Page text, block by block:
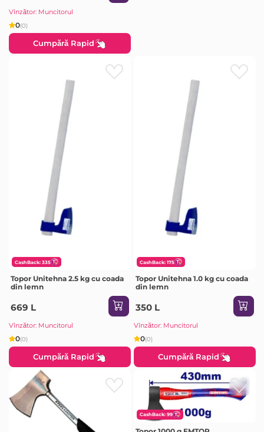
Vînzător: Muncitorul
0(0)
Cumpără Rapid
CashBack: 335
Topor Unitehna 2.5 kg cu coada
din lemn
669 L
Vînzător: Muncitorul
0(0)
Cumpără Rapid
CashBack: 175
Topor Unitehna 1.0 kg cu coada
din lemn
350 L
Vînzător: Muncitorul
0(0)
Cumpără Rapid
CashBack: 99